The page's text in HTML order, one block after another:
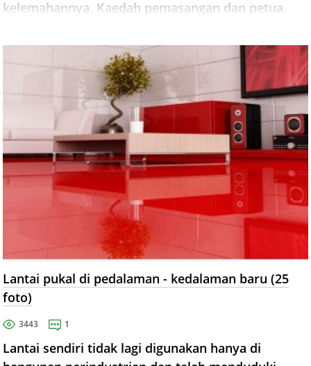
kelemahannya. Kaedah pemasangan dan petua.
Lantai pukal di pedalaman - kedalaman baru (25
foto)
3443 1
Lantai sendiri tidak lagi digunakan hanya di